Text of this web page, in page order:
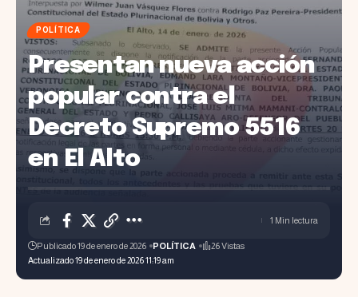
POLÍTICA
Presentan nueva acción
popular contra el
Decreto Supremo 5516
en El Alto
Actualizado 19 de enero de 2026 11:19 am
Publicado 19 de enero de 2026 POLÍTICA 26 Vistas
1 Min lectura